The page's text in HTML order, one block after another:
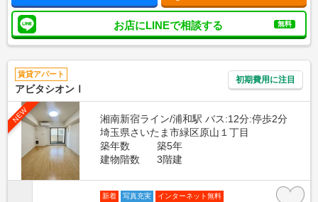
お店にLINEで相談する 無料
賃貸アパート
アビタシオンⅠ
初期費用に注目
NEW
湘南新宿ライン/浦和駅 バス:12分:停歩2分
埼玉県さいたま市緑区原山１丁目
築年数
築5年
建物階数
3階建
新着 写真充実 インターネット無料